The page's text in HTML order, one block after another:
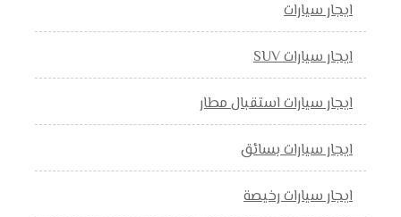
ايجار سيارات
ايجار سيارات SUV
ايجار سيارات استقبال مطار
ايجار سيارات بسائق
ايجار سيارات رخيصة